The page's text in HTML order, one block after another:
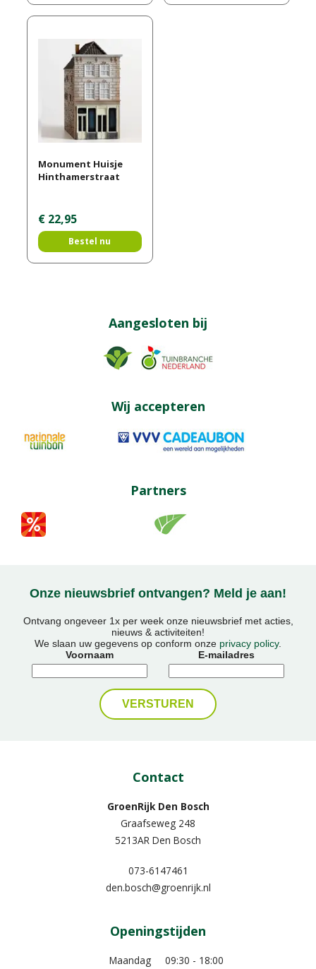
Monument Huisje
Hinthamerstraat
€ 22,95
Bestel nu
Aangesloten bij
Wij accepteren
Partners
Onze nieuwsbrief ontvangen? Meld je aan!
Ontvang ongeveer 1x per week onze nieuwsbrief met acties,
nieuws & activiteiten!
We slaan uw gegevens op conform onze privacy policy.
Voornaam
E-mailadres
Contact
GroenRijk Den Bosch
Graafseweg 248
5213AR Den Bosch
073-6147461
den.bosch@groenrijk.nl
Openingstijden
Maandag
09:30 - 18:00